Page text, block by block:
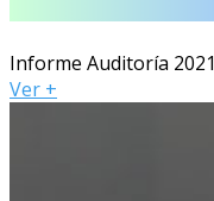
Informe Auditoría 2021
Ver +